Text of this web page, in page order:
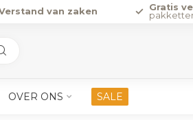
van zaken
Gratis
OVER ONS SALE